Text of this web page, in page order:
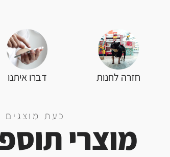
חזרה לחנות דברו איתנו
כעת מוצגים
מוצרי